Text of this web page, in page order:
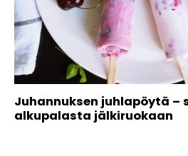
Juhannuksen juhlapöytä –
alkupalasta jälkiruokaan